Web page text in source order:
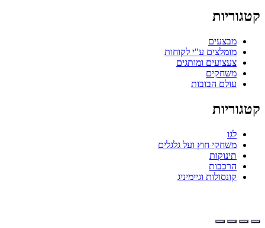
מבצעים
מומלצים ע"י לקוחות
צעצועים ומותגים
משחקים
עולם הבובות
לגו
משחקי חוץ ועל גלגלים
תינוקות
הרכבות
קונסולות וגיימיניג